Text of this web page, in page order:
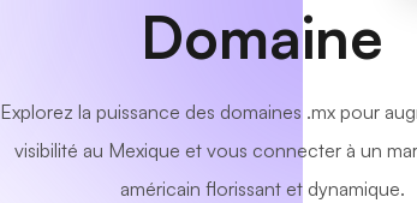
Domaine
Explorez la puissance des domaines .mx pour
visibilité au Mexique et vous connecter à un
américain florissant et dynamique.